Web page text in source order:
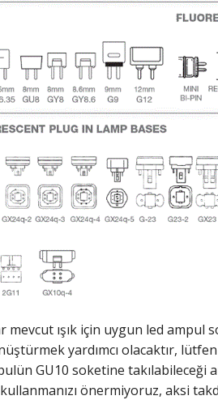
mevcut ışık için uygun led ampul
yardımcı olacaktır, lütfen
GU10 soketine takılabileceği
önermiyoruz, aksi